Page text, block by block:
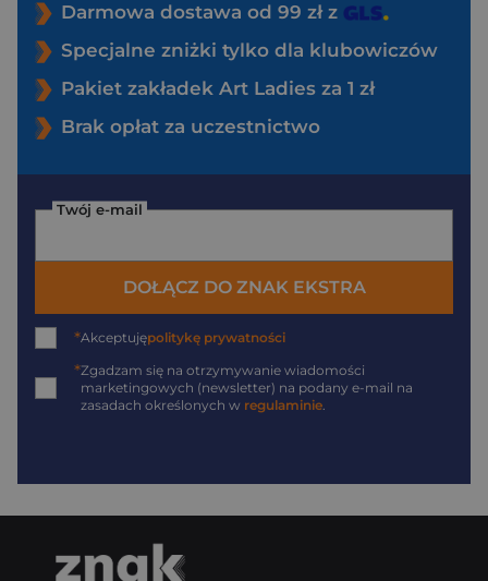
Darmowa dostawa od 99 zł z
Specjalne zniżki tylko dla klubowiczów
Pakiet zakładek Art Ladies za 1 zł
Brak opłat za uczestnictwo
Twój e-mail
DOŁĄCZ DO ZNAK EKSTRA
*Akceptujępolitykę prywatności
*Zgadzam się na otrzymywanie wiadomości
marketingowych (newsletter) na podany e-mail na
zasadach określonych w regulaminie.